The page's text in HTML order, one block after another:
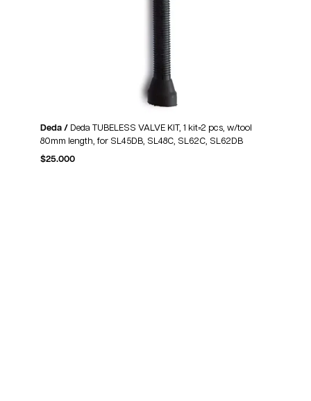
Deda / Deda TUBELESS VALVE KIT, 1 kit=2 pcs, w/tool
80mm length, for SL45DB, SL48C, SL62C, SL62DB
$25.000